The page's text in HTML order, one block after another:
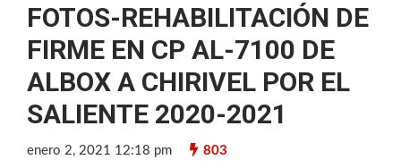
FOTOS-REHABILITACIÓN DE
FIRME EN CP AL-7100 DE
ALBOX A CHIRIVEL POR EL
SALIENTE 2020-2021
enero 2, 2021 12:18 pm 803